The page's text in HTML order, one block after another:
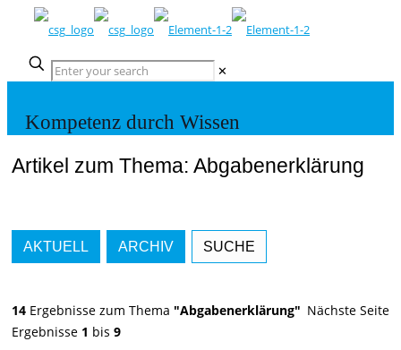
✕
Kompetenz durch Wissen
Artikel zum Thema: Abgabenerklärung
AKTUELL ARCHIV SUCHE
14 Ergebnisse zum Thema "Abgabenerklärung"
Ergebnisse 1 bis 9
Nächste Seite